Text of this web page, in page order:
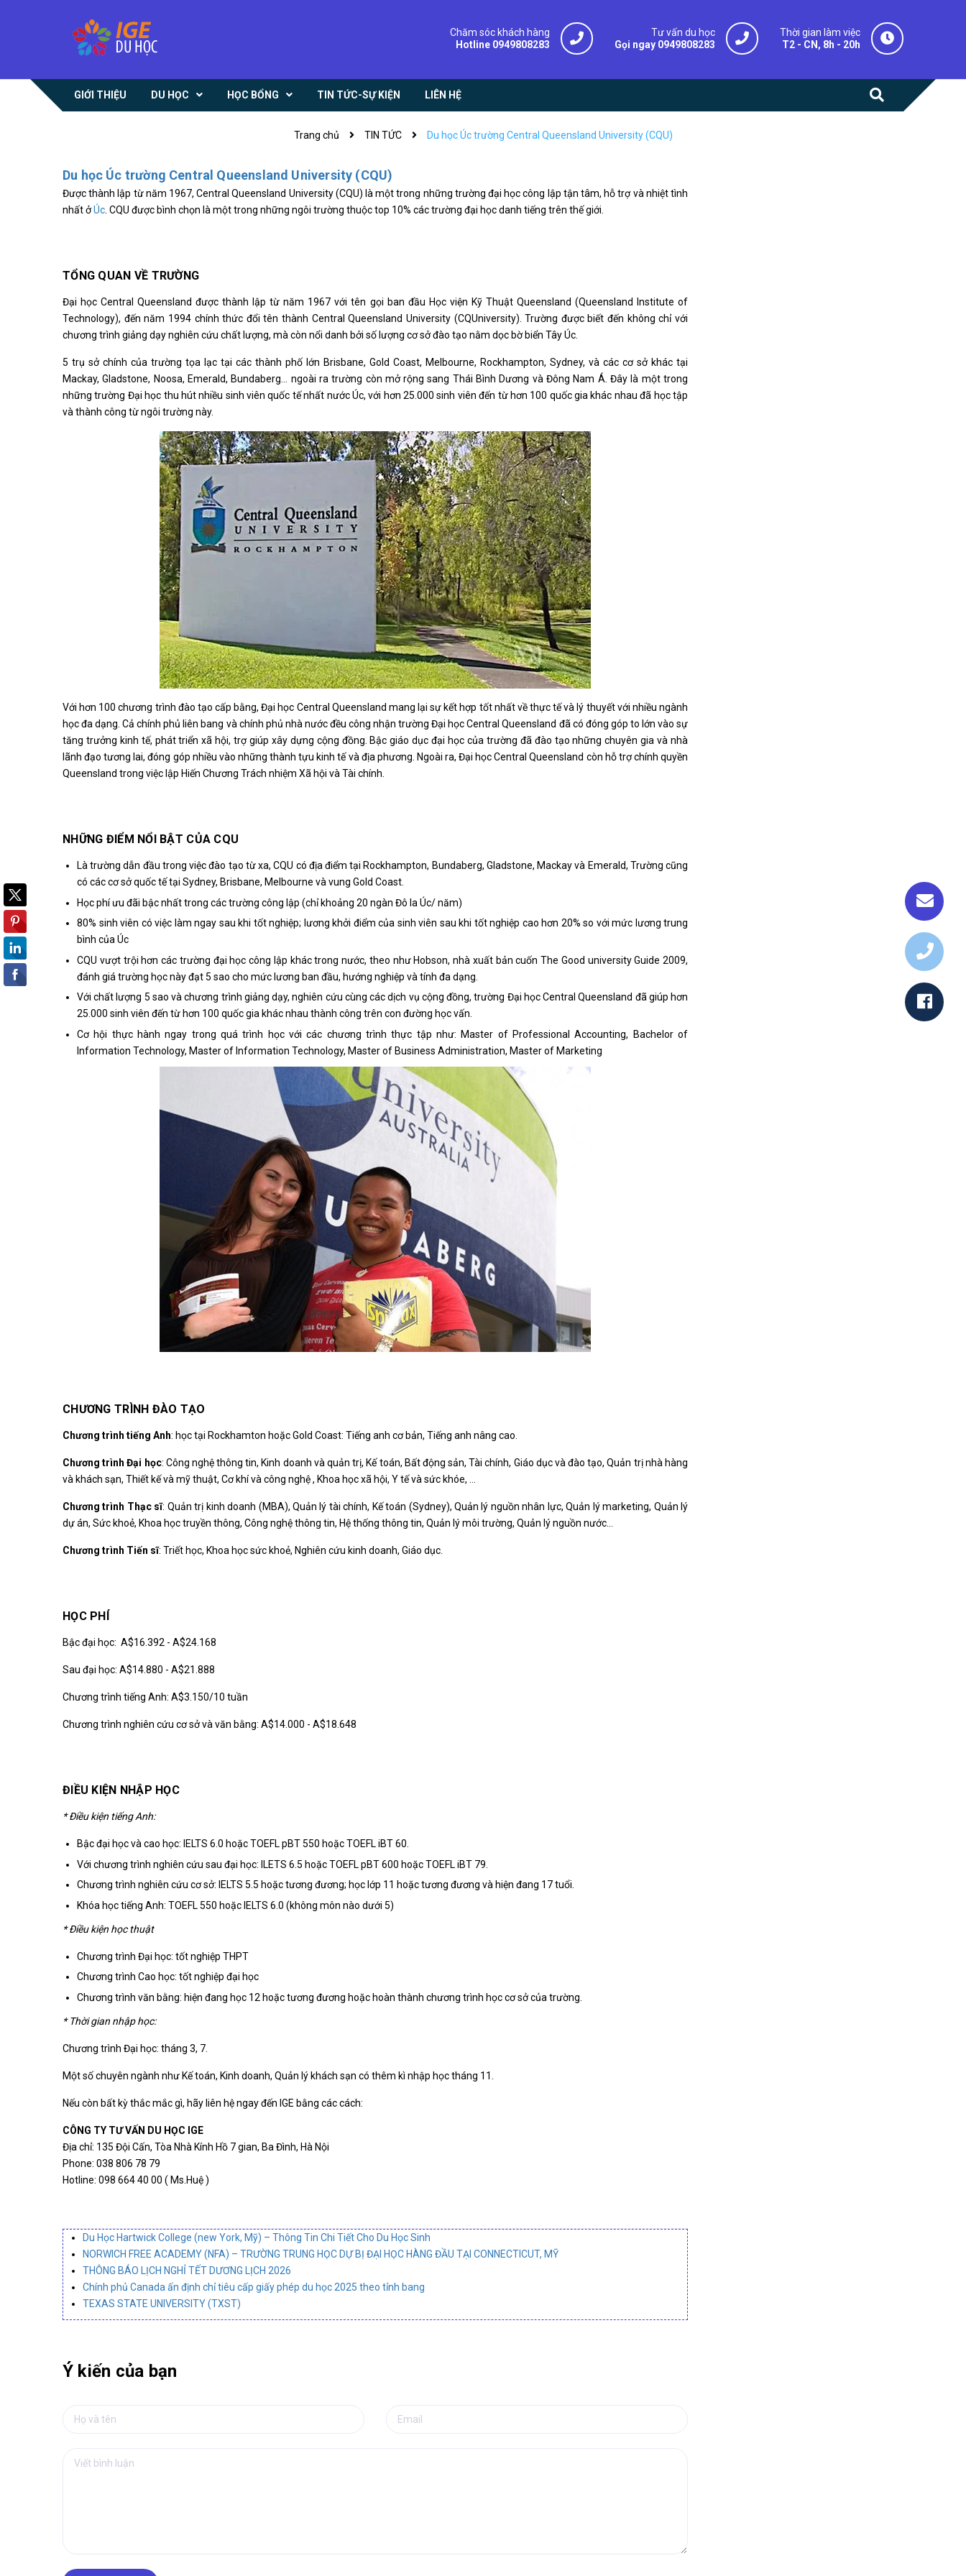
Thời gian làm việc
T2 - CN, 8h - 20h
Tư vấn du học
Gọi ngay 0949808283
Chăm sóc khách hàng
Hotline 0949808283
GIỚI THIỆU DU HỌC HỌC BỔNG TIN TỨC-SỰ KIỆN LIÊN HỆ
Trang chủ TIN TỨC Du học Úc trường Central Queensland University (CQU)
Du học Úc trường Central Queensland University (CQU)
Được thành lập từ năm 1967, Central Queensland University (CQU) là một trong những trường đại học công lập tận tâm, hỗ trợ và nhiệt tình
nhất ởÚc . CQU được bình chọn là một trong những ngôi trường thuộc top 10% các trường đại học danh tiếng trên thế giới.
TỔNG QUAN VỀ TRƯỜNG
Đại học Central Queensland được thành lập từ năm 1967 với tên gọi ban đầu Học viện Kỹ Thuật Queensland (Queensland Institute of
Technology), đến năm 1994 chính thức đổi tên thành Central Queensland University (CQUniversity). Trường được biết đến không chỉ với
chương trình giảng dạy nghiên cứu chất lượng, mà còn nổi danh bởi số lượng cơ sở đào tạo nằm dọc bờ biển Tây Úc.
5 trụ sở chính của trường tọa lạc tại các thành phố lớn Brisbane, Gold Coast, Melbourne, Rockhampton, Sydney, và các cơ sở khác tại
Mackay, Gladstone, Noosa, Emerald, Bundaberg… ngoài ra trường còn mở rộng sang Thái Bình Dương và Đông Nam Á. Đây là một trong
những trường Đại học thu hút nhiều sinh viên quốc tế nhất nước Úc, với hơn 25.000 sinh viên đến từ hơn 100 quốc gia khác nhau đã học tập
và thành công từ ngôi trường này.
Với hơn 100 chương trình đào tạo cấp bằng, Đại học Central Queensland mang lại sự kết hợp tốt nhất về thực tế và lý thuyết với nhiều ngành
học đa dạng. Cả chính phủ liên bang và chính phủ nhà nước đều công nhận trường Đại học Central Queensland đã có đóng góp to lớn vào sự
tăng trưởng kinh tế, phát triển xã hội, trợ giúp xây dựng cộng đồng. Bậc giáo dục đại học của trường đã đào tạo những chuyên gia và nhà
lãnh đạo tương lai, đóng góp nhiều vào những thành tựu kinh tế và địa phương. Ngoài ra, Đại học Central Queensland còn hỗ trợ chính quyền
Queensland trong việc lập Hiến Chương Trách nhiệm Xã hội và Tài chính.
NHỮNG ĐIỂM NỔI BẬT CỦA CQU
Là trường dẫn đầu trong việc đào tạo từ xa, CQU có địa điểm tại Rockhampton, Bundaberg, Gladstone, Mackay và Emerald, Trường cũng
có các cơ sở quốc tế tại Sydney, Brisbane, Melbourne và vung Gold Coast.
Học phí ưu đãi bậc nhất trong các trường công lập (chỉ khoảng 20 ngàn Đô la Úc/ năm)
80% sinh viên có việc làm ngay sau khi tốt nghiệp; lương khởi điểm của sinh viên sau khi tốt nghiệp cao hơn 20% so với mức lương trung
bình của Úc
CQU vượt trội hơn các trường đại học công lập khác trong nước, theo như Hobson, nhà xuất bản cuốn The Good university Guide 2009,
đánh giá trường học này đạt 5 sao cho mức lương ban đầu, hướng nghiệp và tính đa dạng.
Với chất lượng 5 sao và chương trình giảng dạy, nghiên cứu cùng các dịch vụ cộng đồng, trường Đại học Central Queensland đã giúp hơn
25.000 sinh viên đến từ hơn 100 quốc gia khác nhau thành công trên con đường học vấn.
Cơ hội thực hành ngay trong quá trình học với các chương trình thực tập như: Master of Professional Accounting, Bachelor of
Information Technology, Master of Information Technology, Master of Business Administration, Master of Marketing
CHƯƠNG TRÌNH ĐÀO TẠO
Chương trình tiếng Anh: học tại Rockhamton hoặc Gold Coast: Tiếng anh cơ bản, Tiếng anh nâng cao.
Chương trình Đại học: Công nghệ thông tin, Kinh doanh và quản trị, Kế toán, Bất động sản, Tài chính, Giáo dục và đào tạo, Quản trị nhà hàng
và khách sạn, Thiết kế và mỹ thuật, Cơ khí và công nghệ , Khoa học xã hội, Y tế và sức khóe, ...
Chương trình Thạc sĩ: Quản trị kinh doanh (MBA), Quản lý tài chính, Kế toán (Sydney), Quản lý nguồn nhân lực, Quản lý marketing, Quản lý
dự án, Sức khoẻ, Khoa học truyền thông, Công nghệ thông tin, Hệ thống thông tin, Quản lý môi trường, Quản lý nguồn nước…
Chương trình Tiến sĩ: Triết học, Khoa học sức khoẻ, Nghiên cứu kinh doanh, Giáo dục.
HỌC PHÍ
Bậc đại học: A$16.392 - A$24.168
Sau đại học: A$14.880 - A$21.888
Chương trình tiếng Anh: A$3.150/10 tuần
Chương trình nghiên cứu cơ sở và văn bằng: A$14.000 - A$18.648
ĐIỀU KIỆN NHẬP HỌC
* Điều kiện tiếng Anh:
Bậc đại học và cao học: IELTS 6.0 hoặc TOEFL pBT 550 hoặc TOEFL iBT 60.
Với chương trình nghiên cứu sau đại học: ILETS 6.5 hoặc TOEFL pBT 600 hoặc TOEFL iBT 79.
Chương trình nghiên cứu cơ sở: IELTS 5.5 hoặc tương đương; học lớp 11 hoặc tương đương và hiện đang 17 tuổi.
Khóa học tiếng Anh: TOEFL 550 hoặc IELTS 6.0 (không môn nào dưới 5)
* Điều kiện học thuật
Chương trình Đại học: tốt nghiệp THPT
Chương trình Cao học: tốt nghiệp đại học
Chương trình văn bằng: hiện đang học 12 hoặc tương đương hoặc hoàn thành chương trình học cơ sở của trường.
* Thời gian nhập học:
Chương trình Đại học: tháng 3, 7.
Một số chuyên ngành như Kế toán, Kinh doanh, Quản lý khách sạn có thêm kì nhập học tháng 11.
Nếu còn bất kỳ thắc mắc gì, hãy liên hệ ngay đến IGE bằng các cách:
CÔNG TY TƯ VẤN DU HỌC IGE
Địa chỉ: 135 Đội Cấn, Tòa Nhà Kính Hồ 7 gian, Ba Đình, Hà Nội
Phone: 038 806 78 79
Hotline: 098 664 40 00 ( Ms.Huệ )
Du Học Hartwick College (new York, Mỹ) – Thông Tin Chi Tiết Cho Du Học Sinh
NORWICH FREE ACADEMY (NFA) – TRƯỜNG TRUNG HỌC DỰ BỊ ĐẠI HỌC HÀNG ĐẦU TẠI CONNECTICUT, MỸ
THÔNG BÁO LỊCH NGHỈ TẾT DƯƠNG LỊCH 2026
Chính phủ Canada ấn định chỉ tiêu cấp giấy phép du học 2025 theo tỉnh bang
TEXAS STATE UNIVERSITY (TXST)
Ý kiến của bạn